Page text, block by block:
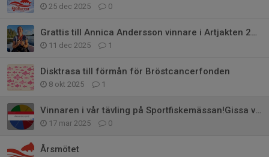
25 dec 2025 0
Grattis till Annica Andersson vinnare i Artjakten 2025.
11 dec 2025 1
Disktrasa till förmån för Bröstcancerfonden
8 okt 2025 1
Vinnaren i vår tävling på Sportfiskemässan!Gissa vikten på
17 mar 2025 0
Årsmötet